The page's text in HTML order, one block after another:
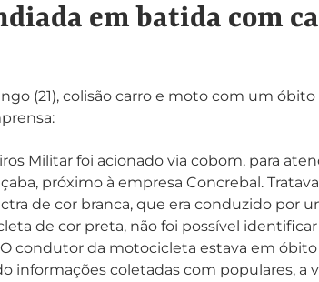
em batida com
(21), colisão carro e moto com um
Militar foi acionado via cobom, para
próximo à empresa Concrebal.
de cor branca, que era conduzido por
de cor preta, não foi possível
condutor da motocicleta estava em
informações coletadas com populares, a